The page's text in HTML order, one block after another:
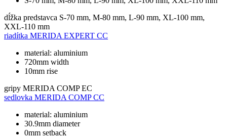
dĺžka predstavca S-70 mm, M-80 mm, L-90 mm, XL-100 mm,
XXL-110 mm
riadítka MERIDA EXPERT CC
material: aluminium
720mm width
10mm rise
gripy MERIDA COMP EC
sedlovka MERIDA COMP CC
material: aluminium
30.9mm diameter
0mm setback